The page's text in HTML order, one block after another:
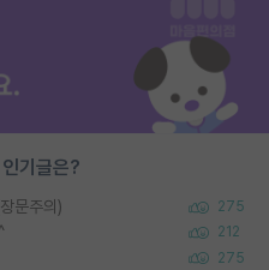
기글은?
문주의) 275
212
275